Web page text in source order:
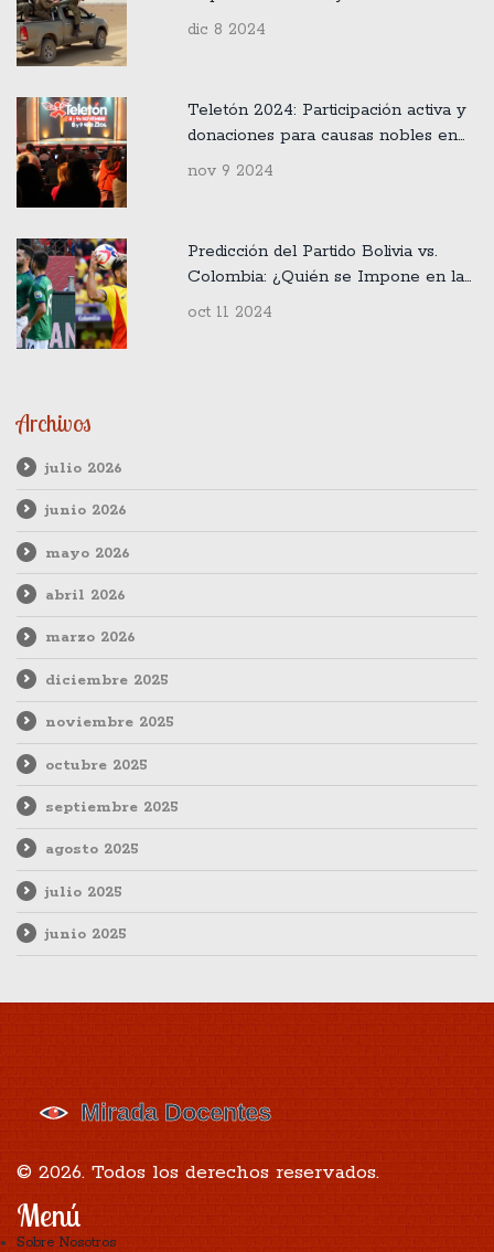
sobre Damasco
dic 8 2024
Teletón 2024: Participación activa y
donaciones para causas nobles en
Chile
nov 9 2024
Predicción del Partido Bolivia vs.
Colombia: ¿Quién se Impone en la
Altitud del Estadio de El Alto?
oct 11 2024
Archivos
julio 2026
junio 2026
mayo 2026
abril 2026
marzo 2026
diciembre 2025
noviembre 2025
octubre 2025
septiembre 2025
agosto 2025
julio 2025
junio 2025
© 2026. Todos los derechos reservados.
Menú
Sobre Nosotros